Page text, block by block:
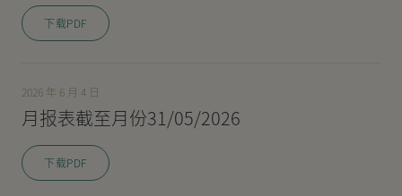
下载PDF
2026 年 6 月 4 日
月报表截至月份31/05/2026
下载PDF